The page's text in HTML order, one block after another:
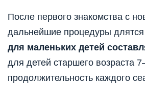
После первого знакомства с
дальнейшие процедуры
для маленьких детей
для детей старшего возраста
продолжительность каждого